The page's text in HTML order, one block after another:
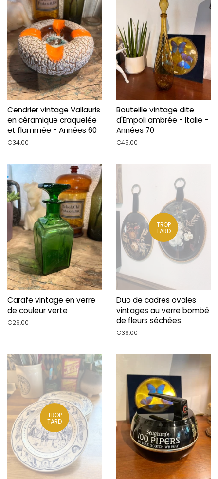
Cendrier vintage Vallauris
en céramique craquelée
et flammée - Années 60
Prix
€34,00
Bouteille vintage dite
d'Empoli ambrée - Italie -
Années 70
Prix
€45,00
Carafe vintage en verre
de couleur verte
Prix
€29,00
TROP
TARD
Duo de cadres ovales
vintages au verre bombé
de fleurs séchées
Prix
€39,00
TROP
TARD